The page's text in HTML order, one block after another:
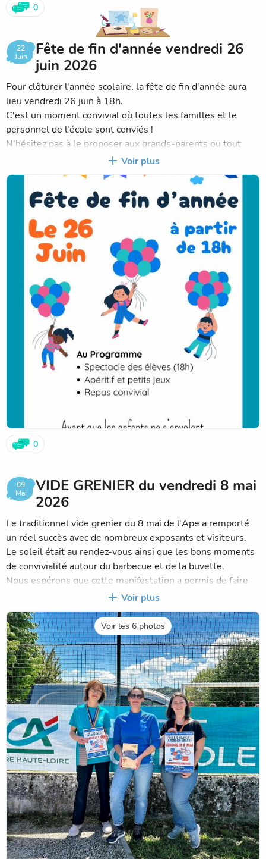
0
22
Juin
Fête de fin d'année vendredi 26
juin 2026
Pour clôturer l'année scolaire, la fête de fin d'année aura
lieu vendredi 26 juin à 18h.
C'est un moment convivial où toutes les familles et le
personnel de l'école sont conviés !
N'hésitez pas à le proposer aux grands-parents ou tout
autre membre important pour vous !!!
- Spectacle des élèves
- Apéritif et petits jeux
- Repas convivial.
On compte sur vous !
Voir plus
0
09
Mai
VIDE GRENIER du vendredi 8 mai
2026
Le traditionnel vide grenier du 8 mai de l'Ape a remporté
un réel succès avec de nombreux exposants et visiteurs.
Le soleil était au rendez-vous ainsi que les bons moments
de convivialité autour du barbecue et de la buvette.
Nous espérons que cette manifestation a permis de faire
de bonnes affaires et/ou de belles rencontres.
Un grand merci aux exposants, visiteurs et tout
particulièrement aux bénévoles et aux élèves qui ont fait
de cette journée une très belle réussite !!!
L'Ape a également reçu le 1er prix du jeu des associations
de la caisse locale du Crédit Agricole de Brives Charensac
pour son réel engagement dans l'organisation de
nombreuses actions au profit des élèves de l'école.
Voir plus
Voir les 6 photos